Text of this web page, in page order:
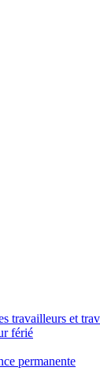
travailleurs et
férié
permanente